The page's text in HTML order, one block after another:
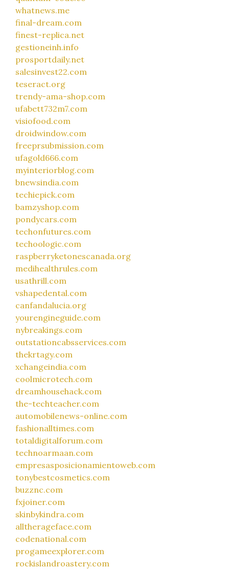
whatnews.me
final-dream.com
finest-replica.net
gestioneinh.info
prosportdaily.net
salesinvest22.com
teseract.org
trendy-ama-shop.com
ufabett732m7.com
visiofood.com
droidwindow.com
freeprsubmission.com
ufagold666.com
myinteriorblog.com
bnewsindia.com
techiepick.com
bamzyshop.com
pondycars.com
techonfutures.com
techoologic.com
raspberryketonescanada.org
medihealthrules.com
usathrill.com
vshapedental.com
canfandalucia.org
yourengineguide.com
nybreakings.com
outstationcabsservices.com
thekrtagy.com
xchangeindia.com
coolmicrotech.com
dreamhousehack.com
the-techteacher.com
automobilenews-online.com
fashionalltimes.com
totaldigitalforum.com
technoarmaan.com
empresasposicionamientoweb.com
tonybestcosmetics.com
buzznc.com
fxjoiner.com
skinbykindra.com
alltherageface.com
codenational.com
progameexplorer.com
rockislandroastery.com